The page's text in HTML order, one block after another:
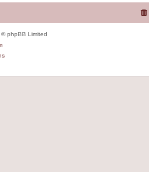
phpBB Limited